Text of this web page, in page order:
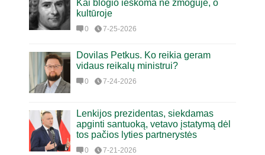
Kai blogio ieškoma ne žmoguje, o
kultūroje
0 7-25-2026
Dovilas Petkus. Ko reikia geram
vidaus reikalų ministrui?
0 7-24-2026
Lenkijos prezidentas, siekdamas
apginti santuoką, vetavo įstatymą dėl
tos pačios lyties partnerystės
0 7-21-2026